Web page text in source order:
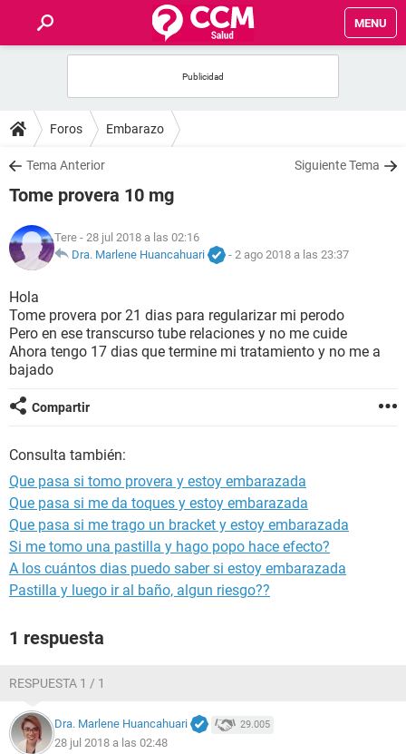
MENU
FOROS
SALUD
FAMILIA
NUTRICIÓN
BIENESTAR
SEXUALIDAD
GLOSARIO
Foros Embarazo
Tema Anterior Siguiente Tema
Tome provera 10 mg
Tere - 28 jul 2018 a las 02:16
Dra. Marlene Huancahuari
- 2 ago 2018 a las 23:37
Hola
Tome provera por 21 dias para regularizar mi perodo
Pero en ese transcurso tube relaciones y no me cuide
Ahora tengo 17 dias que termine mi tratamiento y no me a
bajado
Compartir
Consulta también:
Que pasa si tomo provera y estoy embarazada
Que pasa si me da toques y estoy embarazada
Que pasa si me trago un bracket y estoy embarazada
Si me tomo una pastilla y hago popo hace efecto?
A los cuántos dias puedo saber si estoy embarazada
Pastilla y luego ir al baño, algun riesgo??
1 respuesta
RESPUESTA 1 / 1
Dra. Marlene Huancahuari 29.005
28 jul 2018 a las 02:48